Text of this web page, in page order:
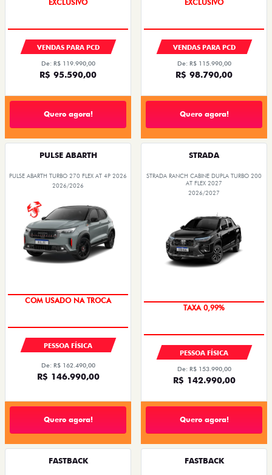
EXCLUSIVO
VENDAS PARA PCD
De: R$ 119.990,00
R$ 95.590,00
Quero agora!
EXCLUSIVO
VENDAS PARA PCD
De: R$ 115.990,00
R$ 98.790,00
Quero agora!
PULSE ABARTH
PULSE ABARTH TURBO 270 FLEX AT 4P 2026
2026/2026
TAXA ZERO
PESSOA FÍSICA
De: R$ 162.490,00
R$ 146.990,00
Quero agora!
STRADA
STRADA RANCH CABINE DUPLA TURBO 200
AT FLEX 2027
2026/2027
COM USADO NA TROCA
PESSOA FÍSICA
De: R$ 153.990,00
R$ 142.990,00
Quero agora!
FASTBACK FASTBACK